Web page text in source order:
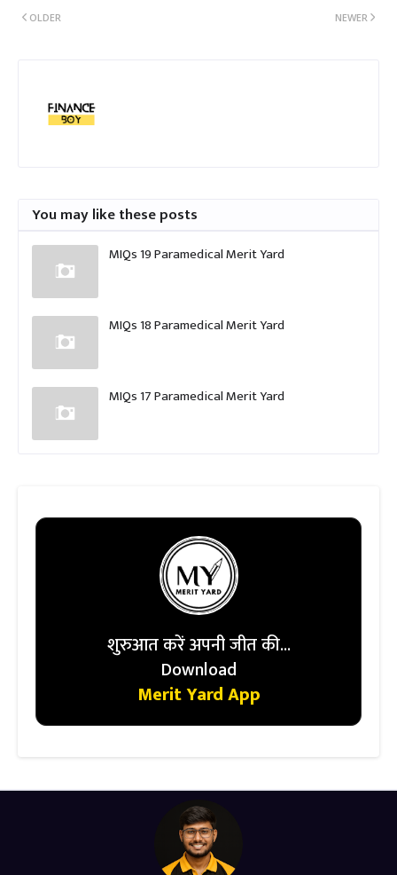
NEWER
OLDER
You may like these posts
MIQs 19 Paramedical Merit Yard
MIQs 18 Paramedical Merit Yard
MIQs 17 Paramedical Merit Yard
शुरुआत करें अपनी जीत की...
Download
Merit Yard App